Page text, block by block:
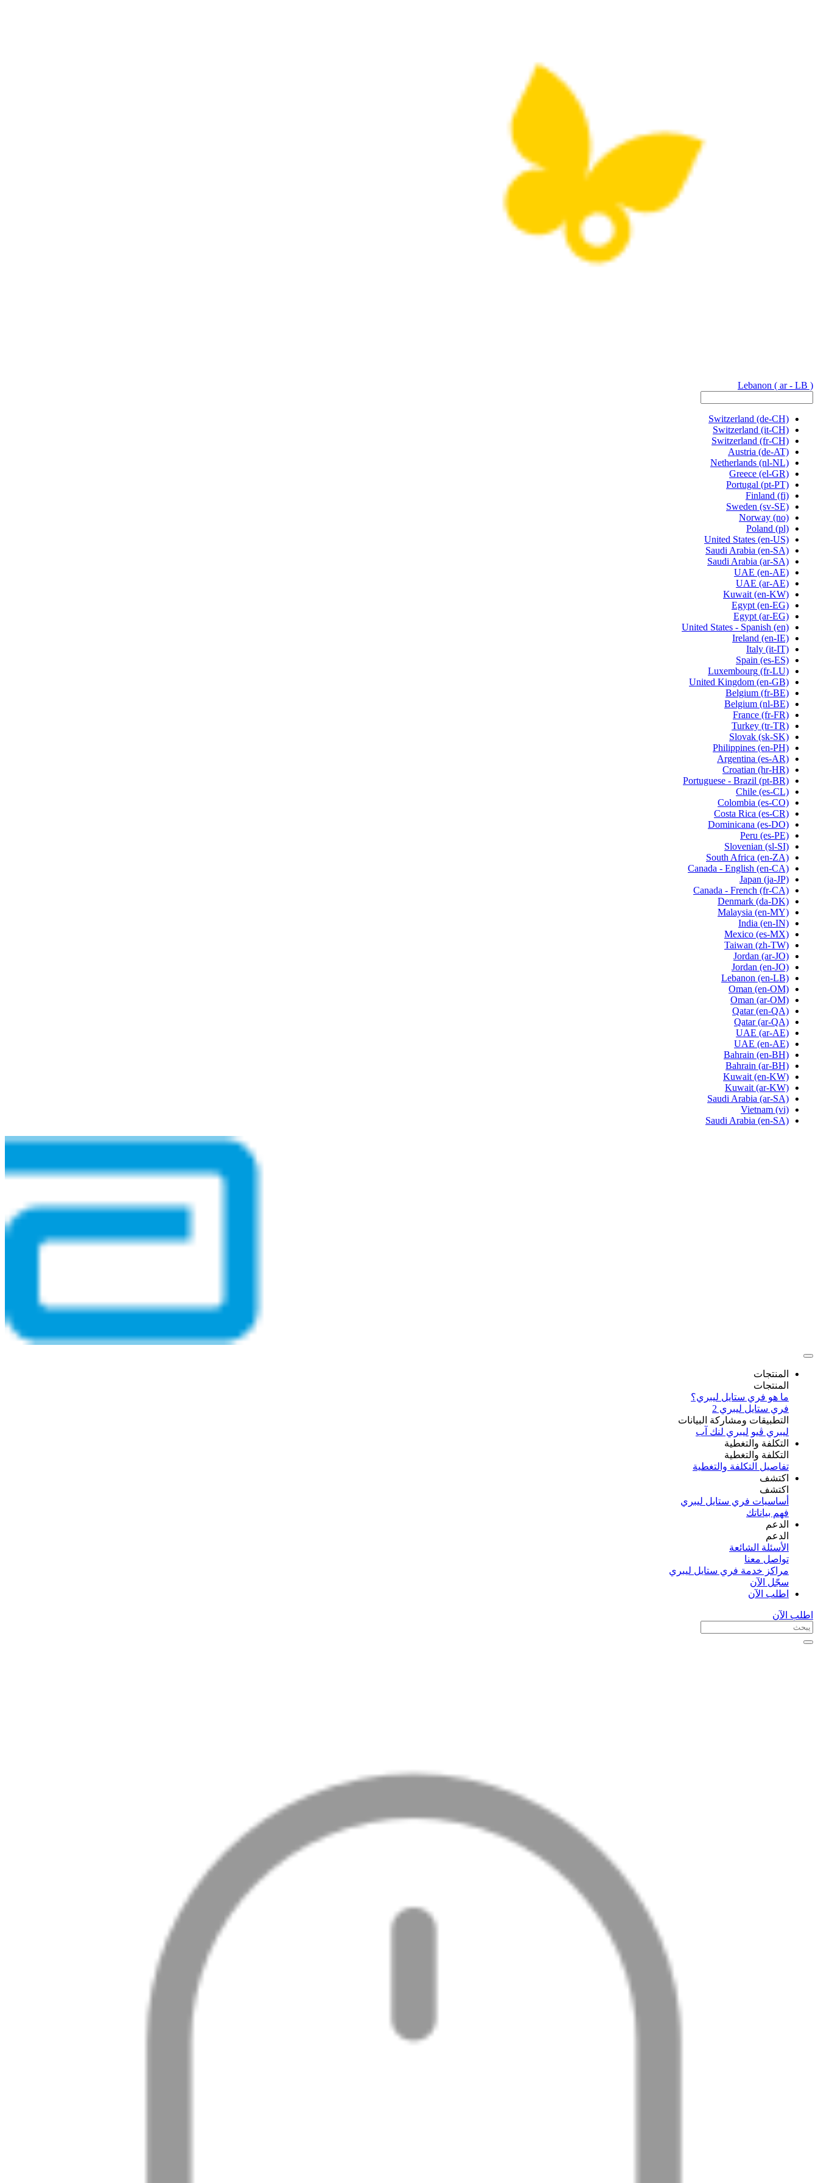
Lebanon ( ar - LB )
Switzerland (de-CH)
Switzerland (it-CH)
Switzerland (fr-CH)
Austria (de-AT)
Netherlands (nl-NL)
Greece (el-GR)
Portugal (pt-PT)
Finland (fi)
Sweden (sv-SE)
Norway (no)
Poland (pl)
United States (en-US)
Saudi Arabia (en-SA)
Saudi Arabia (ar-SA)
UAE (en-AE)
UAE (ar-AE)
Kuwait (en-KW)
Egypt (en-EG)
Egypt (ar-EG)
United States - Spanish (en)
Ireland (en-IE)
Italy (it-IT)
Spain (es-ES)
Luxembourg (fr-LU)
United Kingdom (en-GB)
Belgium (fr-BE)
Belgium (nl-BE)
France (fr-FR)
Turkey (tr-TR)
Slovak (sk-SK)
Philippines (en-PH)
Argentina (es-AR)
Croatian (hr-HR)
Portuguese - Brazil (pt-BR)
Chile (es-CL)
Colombia (es-CO)
Costa Rica (es-CR)
Dominicana (es-DO)
Peru (es-PE)
Slovenian (sl-SI)
South Africa (en-ZA)
Canada - English (en-CA)
Japan (ja-JP)
Canada - French (fr-CA)
Denmark (da-DK)
Malaysia (en-MY)
India (en-IN)
Mexico (es-MX)
Taiwan (zh-TW)
Jordan (ar-JO)
Jordan (en-JO)
Lebanon (en-LB)
Oman (en-OM)
Oman (ar-OM)
Qatar (en-QA)
Qatar (ar-QA)
UAE (ar-AE)
UAE (en-AE)
Bahrain (en-BH)
Bahrain (ar-BH)
Kuwait (en-KW)
Kuwait (ar-KW)
Saudi Arabia (ar-SA)
Vietnam (vi)
Saudi Arabia (en-SA)
المنتجات
المنتجات
ما هو فري ستايل ليبري؟
فري ستايل ليبري 2
التطبيقات ومشاركة البيانات
ليبري ڤيو ليبري لنك آب
التكلفة والتغطية
التكلفة والتغطية
تفاصيل التكلفة والتغطية
اكتشف​
اكتشف​
أساسيات فري ستايل ليبري
فهم بياناتك
الدعم
الدعم
الأسئلة الشائعة
تواصل معنا
مراكز خدمة فري ستايل ليبري
سجّل الآن​
اطلب الآن
اطلب الآن